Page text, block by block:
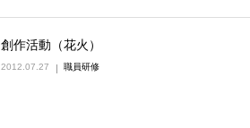
創作活動（花火）
2012.07.27 職員研修